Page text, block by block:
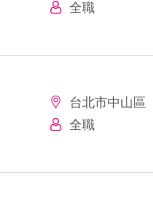
全職
台北市中山區
全職